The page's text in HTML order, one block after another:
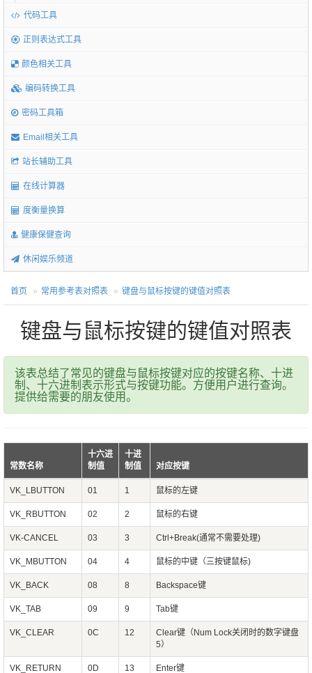
代码工具
正则表达式工具
颜色相关工具
编码转换工具
密码工具箱
Email相关工具
站长辅助工具
在线计算器
度衡量换算
健康保健查询
休闲娱乐频道
首页 常用参考表对照表 键盘与鼠标按键的键值对照表
键盘与鼠标按键的键值对照表
该表总结了常见的键盘与鼠标按键对应的按键名称、十进
制、十六进制表示形式与按键功能。方便用户进行查询。
提供给需要的朋友使用。
常数名称
十六进
制值
十进
制值
对应按键
VK_LBUTTON 01 1 鼠标的左键
VK_RBUTTON 02 2 鼠标的右键
VK-CANCEL 03 3 Ctrl+Break(通常不需要处理)
VK_MBUTTON 04 4 鼠标的中键（三按键鼠标)
VK_BACK 08 8 Backspace键
VK_TAB 09 9 Tab键
VK_CLEAR 0C 12
Clear键（Num Lock关闭时的数字键盘
5）
VK_RETURN 0D 13 Enter键